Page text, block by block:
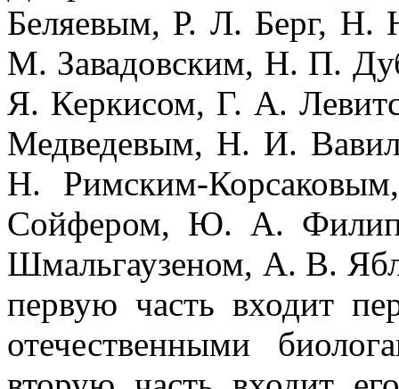
Беляевым, Р. Л. Берг,
М. Завадовским, Н. П.
Я. Керкисом, Г. А.
Медведевым, Н. И.
Н. Римским-
Сойфером, Ю. А.
Шмальгаузеном, А. В.
первую часть входит
отечественными